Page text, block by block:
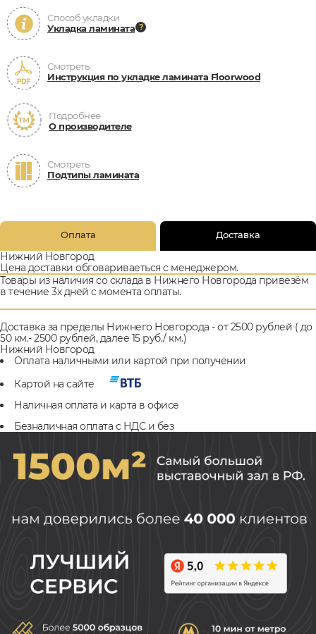
Способ укладки
Укладка ламината
Смотреть
Инструкция по укладке ламината Floorwood
Подробнее
О производителе
Смотреть
Подтипы ламината
Оплата Доставка
Нижний Новгород
Цена доставки обговариваеться с менеджером.
Товары из наличия со склада в Нижнего Новгорода привезём
в течение 3х дней с момента оплаты.
Доставка за пределы Нижнего Новгорода - от 2500 рублей ( до
50 км.- 2500 рублей, далее 15 руб./ км.)
Нижний Новгород
Оплата наличными или картой при получении
Картой на сайте
Наличная оплата и карта в офисе
Безналичная оплата с НДС и без